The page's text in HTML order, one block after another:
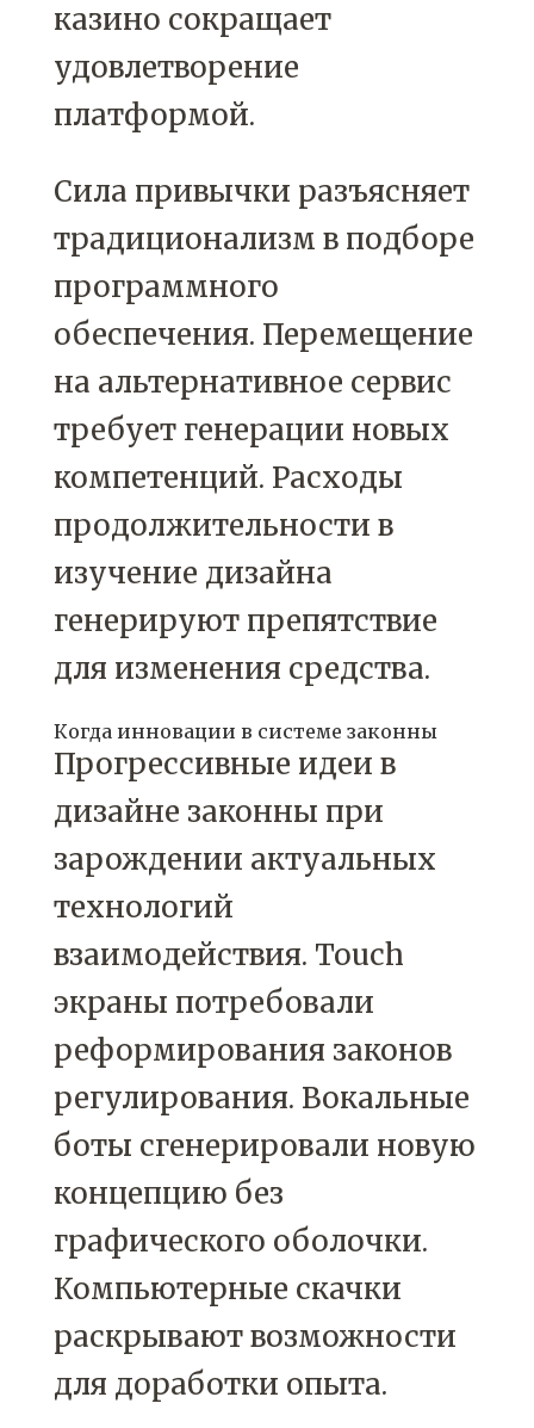
казино сокращает
удовлетворение
платформой.
Сила привычки разъясняет
традиционализм в подборе
программного
обеспечения. Перемещение
на альтернативное сервис
требует генерации новых
компетенций. Расходы
продолжительности в
изучение дизайна
генерируют препятствие
для изменения средства.
Когда инновации в системе законны
Прогрессивные идеи в
дизайне законны при
зарождении актуальных
технологий
взаимодействия. Touch
экраны потребовали
реформирования законов
регулирования. Вокальные
боты сгенерировали новую
концепцию без
графического оболочки.
Компьютерные скачки
раскрывают возможности
для доработки опыта.